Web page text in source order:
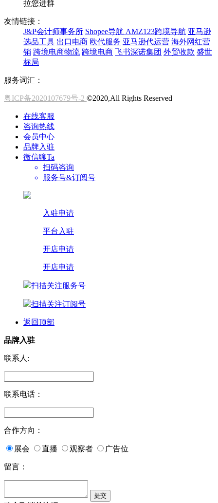
拉您进群
友情链接：
J&P会计师事务所 Shopee导航 AMZ123跨境导航 亚马逊
选品工具 出口电商 欧代服务 亚马逊代运营 海外网红营
销 跨境电商物流 跨境电商 飞书深诺集团 外贸收款 盛世
标局
服务词汇：
粤ICP备2020107679号-2 ©2020,All Rights Reserved
在线客服
咨询热线
会员中心
品牌入驻
微信聊Ta
扫码咨询
服务号&订阅号
入驻申请
平台入驻
开店申请
开店申请
扫描关注服务号
扫描关注订阅号
返回顶部
品牌入驻
联系人:
联系电话：
合作方向：
展会 直播 观察者 广告位
留言：